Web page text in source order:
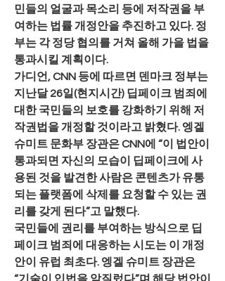
민들의 얼굴과 목소리 등에 저작권을 부
여하는 법률 개정안을 추진하고 있다. 정
부는 각 정당 협의를 거쳐 올해 가을 법을
통과시킬 계획이다.
가디언, CNN 등에 따르면 덴마크 정부는
지난달 26일(현지시간) 딥페이크 범죄에
대한 국민들의 보호를 강화하기 위해 저
작권법을 개정할 것이라고 밝혔다. 엥겔
슈미트 문화부 장관은 CNN에 “이 법안이
통과되면 자신의 모습이 딥페이크에 사
용된 것을 발견한 사람은 콘텐츠가 유통
되는 플랫폼에 삭제를 요청할 수 있는 권
리를 갖게 된다”고 말했다.
국민들에 권리를 부여하는 방식으로 딥
페이크 범죄에 대응하는 시도는 이 개정
안이 유럽 최초다. 엥겔 슈미트 장관은